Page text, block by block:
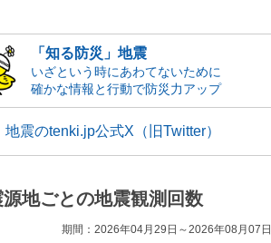
「知る防災」地震
いざという時にあわてないために
確かな情報と行動で防災力アップ
地震のtenki.jp公式X（旧Twitter）
源地ごとの地震観測回数
期間：2026年04月29日～2026年08月07日